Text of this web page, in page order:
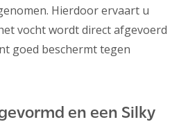
Hierdoor ervaart u
vocht wordt direct afgevoerd
goed beschermt tegen
en een Silky